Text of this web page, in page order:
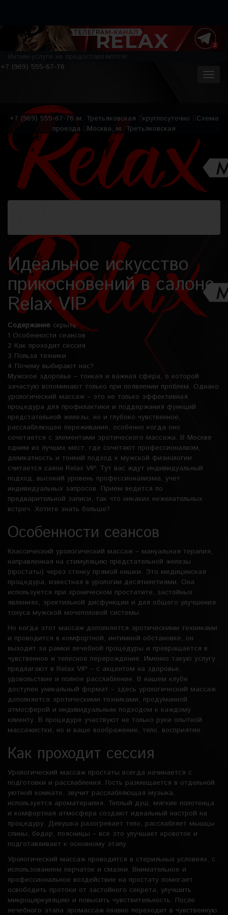
Интим-услуги не предоставляются!
+7 (969) 555-67-76
+7 (969) 555-67-76 м. Третьяковская круглосуточно
Схема
проезда
Москва, м. Третьяковская
Идеальное искусство
прикосновений в салоне
Relax VIP
Содержание скрыть
1 Особенности сеансов
2 Как проходит сессия
3 Польза техники
4 Почему выбирают нас?
Мужское здоровье – тонкая и важная сфера, о которой
зачастую вспоминают только при появлении проблем. Однако
урологический массаж – это не только эффективная
процедура для профилактики и поддержания функций
предстательной железы, но и глубоко чувственное,
расслабляющее переживание, особенно когда оно
сочетается с элементами эротического массажа. В Москве
одним из лучших мест, где сочетают профессионализм,
деликатность и тонкий подход к мужской физиологии
считается салон Relax VIP. Тут вас ждут индивидуальный
подход, высокий уровень профессионализма, учет
индивидуальных запросов. Прием ведется по
предварительной записи, так что никаких нежелательных
встреч. Хотите знать больше?
Особенности сеансов
Классический урологический массаж – мануальная терапия,
направленная на стимуляцию предстательной железы
(простаты) через стенку прямой кишки. Это медицинская
процедура, известная в урологии десятилетиями. Она
используется при хроническом простатите, застойных
явлениях, эректильной дисфункции и для общего улучшения
тонуса мужской мочеполовой системы.
Но когда этот массаж дополняется эротическими техниками
и проводится в комфортной, интимной обстановке, он
выходит за рамки лечебной процедуры и превращается в
чувственное и телесное перерождение. Именно такую услугу
предлагают в Relax VIP – с акцентом на здоровье,
удовольствие и полное расслабление. В нашем клубе
доступен уникальный формат – здесь урологический массаж
дополняется эротическими техниками, продуманной
атмосферой и индивидуальным подходом к каждому
клиенту. В процедуре участвуют не только руки опытной
массажистки, но и ваше воображение, тело, восприятие.
Как проходит сессия
Урологический массаж простаты всегда начинается с
подготовки и расслабления. Гость размещается в отдельной
уютной комнате, звучит расслабляющая музыка,
используется ароматерапия. Теплый душ, мягкие полотенца
и комфортная атмосфера создают идеальный настрой на
процедуру. Девушка разогревает тело, расслабляет мышцы
спины, бедер, поясницы – все это улучшает кровоток и
подготавливает к основному этапу.
Урологический массаж проводится в стерильных условиях, с
использованием перчаток и смазки. Внимательное и
профессиональное воздействие на простату помогает
освободить протоки от застойного секрета, улучшить
микроциркуляцию и повысить чувствительность. После
лечебного этапа эромассаж плавно переходит в чувственную